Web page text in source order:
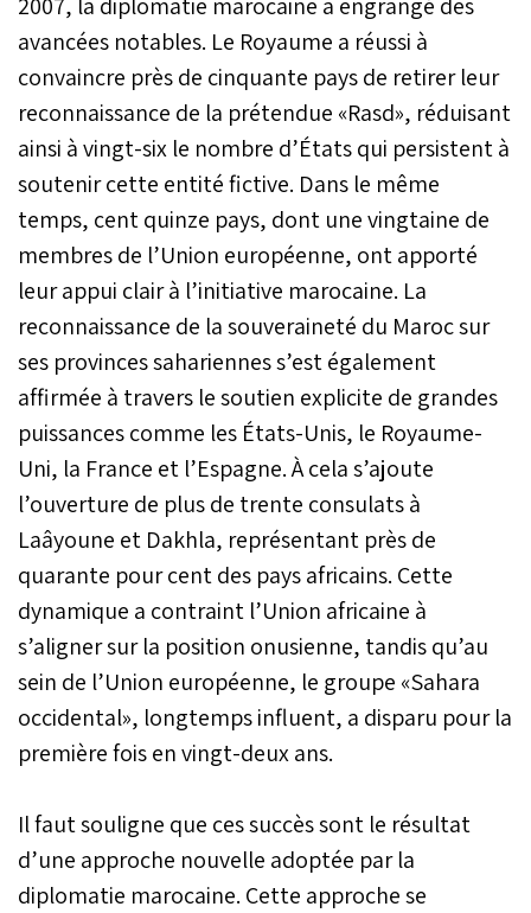
avancées notables. Le Royaume a réussi à
convaincre près de cinquante pays de retirer leur
reconnaissance de la prétendue «Rasd», réduisant
ainsi à vingt-six le nombre d’États qui persistent à
soutenir cette entité fictive. Dans le même
temps, cent quinze pays, dont une vingtaine de
membres de l’Union européenne, ont apporté
leur appui clair à l’initiative marocaine. La
reconnaissance de la souveraineté du Maroc sur
ses provinces sahariennes s’est également
affirmée à travers le soutien explicite de grandes
puissances comme les États-Unis, le Royaume-
Uni, la France et l’Espagne. À cela s’ajoute
l’ouverture de plus de trente consulats à
Laâyoune et Dakhla, représentant près de
quarante pour cent des pays africains. Cette
dynamique a contraint l’Union africaine à
s’aligner sur la position onusienne, tandis qu’au
sein de l’Union européenne, le groupe «Sahara
occidental», longtemps influent, a disparu pour la
première fois en vingt-deux ans.
Il faut souligne que ces succès sont le résultat
d’une approche nouvelle adoptée par la
diplomatie marocaine. Cette approche se